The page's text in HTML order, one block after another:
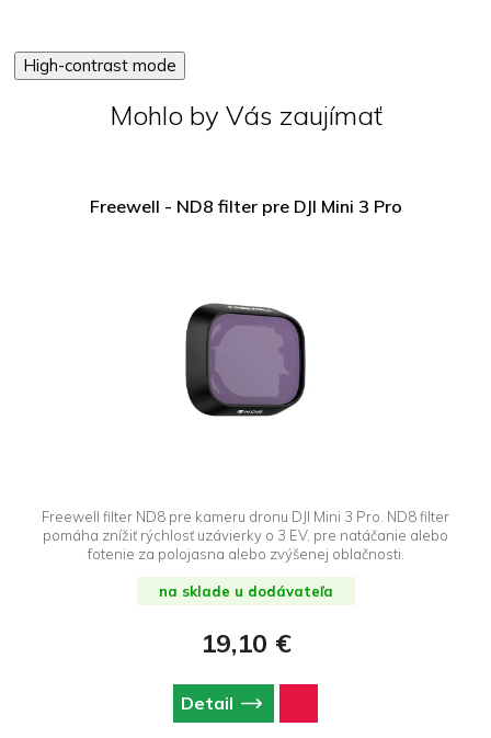
High-contrast mode
Mohlo by Vás zaujímať
Freewell - ND8 filter pre DJI Mini 3 Pro
Freewell filter ND8 pre kameru dronu DJI Mini 3 Pro. ND8 filter
pomáha znížiť rýchlosť uzávierky o 3 EV, pre natáčanie alebo
fotenie za polojasna alebo zvýšenej oblačnosti.
na sklade u dodávateľa
19,10 €
Detail